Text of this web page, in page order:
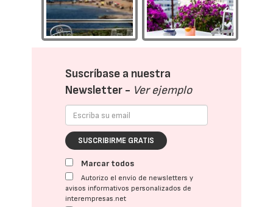
Suscríbase a nuestra
Newsletter - Ver ejemplo
SUSCRIBIRME GRATIS
Marcar todos
Autorizo el envío de newsletters y
avisos informativos personalizados de
interempresas.net